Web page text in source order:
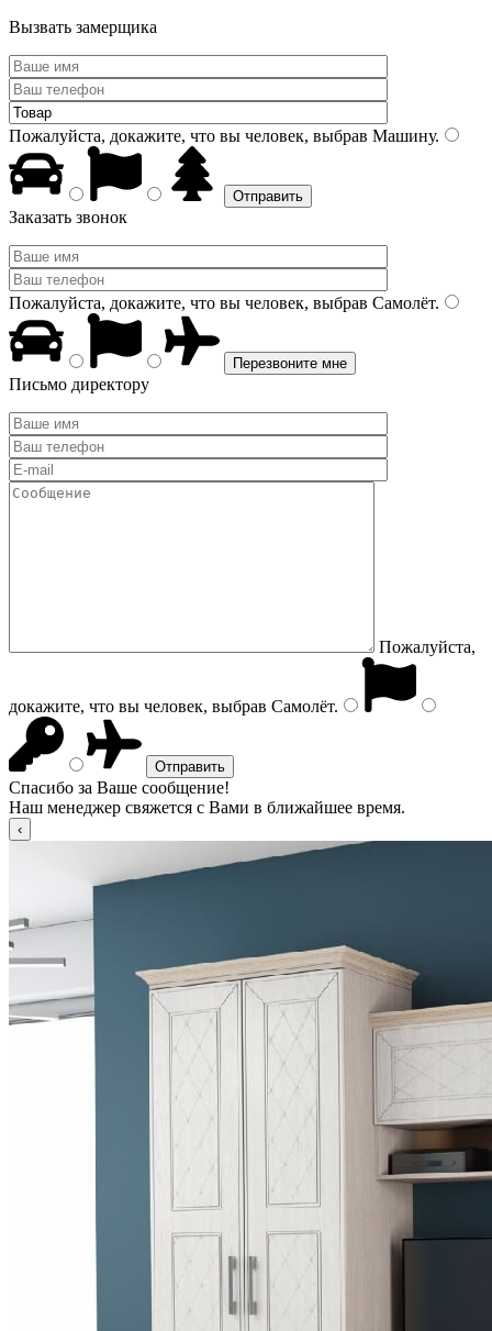
Вызвать замерщика
Пожалуйста, докажите, что вы человек, выбрав Машину.
Заказать звонок
Пожалуйста, докажите, что вы человек, выбрав Самолёт.
Письмо директору
Пожалуйста,
докажите, что вы человек, выбрав Самолёт.
Спасибо за Ваше сообщение!
Наш менеджер свяжется с Вами в ближайшее время.